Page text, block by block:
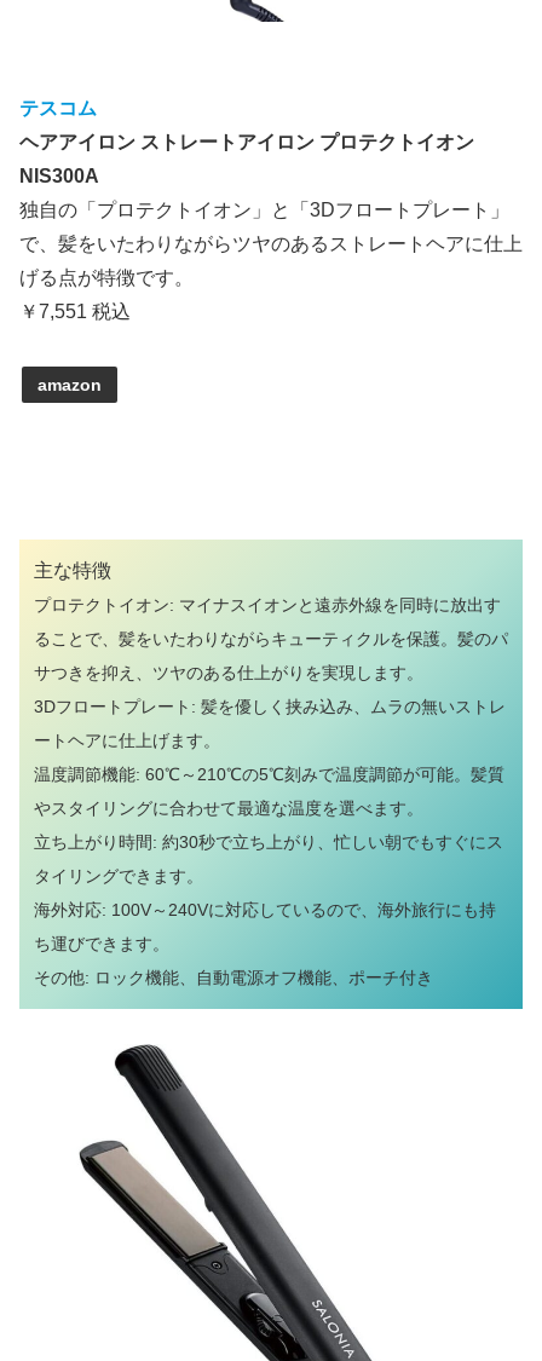
テスコム
ヘアアイロン ストレートアイロン プロテクトイオン
NIS300A
独自の「プロテクトイオン」と「3Dフロートプレート」
で、髪をいたわりながらツヤのあるストレートヘアに仕上
げる点が特徴です。
￥7,551 税込
amazon
主な特徴
プロテクトイオン: マイナスイオンと遠赤外線を同時に放出す
ることで、髪をいたわりながらキューティクルを保護。髪のパ
サつきを抑え、ツヤのある仕上がりを実現します。
3Dフロートプレート: 髪を優しく挟み込み、ムラの無いストレ
ートヘアに仕上げます。
温度調節機能: 60℃～210℃の5℃刻みで温度調節が可能。髪質
やスタイリングに合わせて最適な温度を選べます。
立ち上がり時間: 約30秒で立ち上がり、忙しい朝でもすぐにス
タイリングできます。
海外対応: 100V～240Vに対応しているので、海外旅行にも持
ち運びできます。
その他: ロック機能、自動電源オフ機能、ポーチ付き